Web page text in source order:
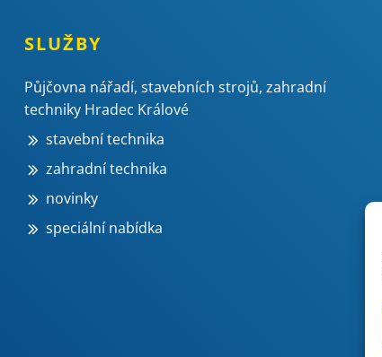
SLUŽBY
Půjčovna nářadí, stavebních strojů, zahradní
techniky Hradec Králové
stavební technika
zahradní technika
novinky
speciální nabídka